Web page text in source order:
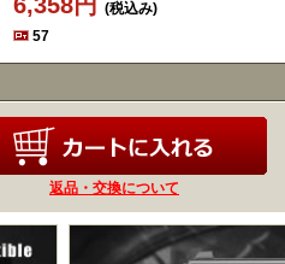
(税込み)
57
返品・交換について